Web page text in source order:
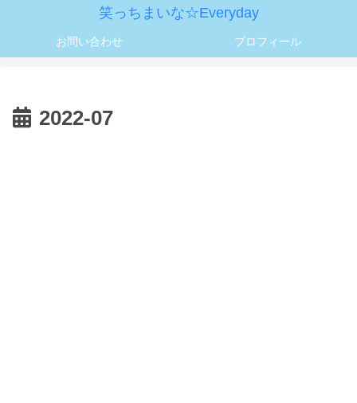
笑っちまいな☆Everyday
お問い合わせ プロフィール
2022-07